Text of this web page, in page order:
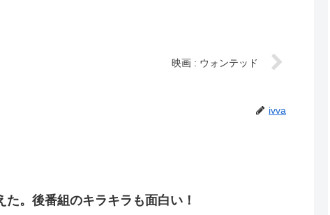
映画 : ウォンテッド
ivva
た。後番組のキラキラも面白い！